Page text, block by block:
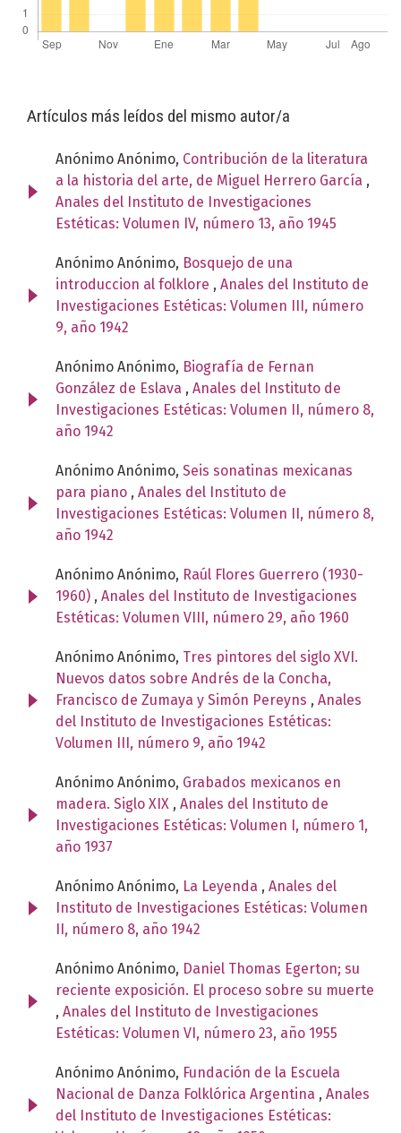
Artículos más leídos del mismo autor/a
Anónimo Anónimo, Contribución de la literatura
a la historia del arte, de Miguel Herrero García ,
Anales del Instituto de Investigaciones
Estéticas: Volumen IV, número 13, año 1945
Anónimo Anónimo, Bosquejo de una
introduccion al folklore , Anales del Instituto de
Investigaciones Estéticas: Volumen III, número
9, año 1942
Anónimo Anónimo, Biografía de Fernan
González de Eslava , Anales del Instituto de
Investigaciones Estéticas: Volumen II, número 8,
año 1942
Anónimo Anónimo, Seis sonatinas mexicanas
para piano , Anales del Instituto de
Investigaciones Estéticas: Volumen II, número 8,
año 1942
Anónimo Anónimo, Raúl Flores Guerrero (1930-
1960) , Anales del Instituto de Investigaciones
Estéticas: Volumen VIII, número 29, año 1960
Anónimo Anónimo, Tres pintores del siglo XVI.
Nuevos datos sobre Andrés de la Concha,
Francisco de Zumaya y Simón Pereyns , Anales
del Instituto de Investigaciones Estéticas:
Volumen III, número 9, año 1942
Anónimo Anónimo, Grabados mexicanos en
madera. Siglo XIX , Anales del Instituto de
Investigaciones Estéticas: Volumen I, número 1,
año 1937
Anónimo Anónimo, La Leyenda , Anales del
Instituto de Investigaciones Estéticas: Volumen
II, número 8, año 1942
Anónimo Anónimo, Daniel Thomas Egerton; su
reciente exposición. El proceso sobre su muerte
, Anales del Instituto de Investigaciones
Estéticas: Volumen VI, número 23, año 1955
Anónimo Anónimo, Fundación de la Escuela
Nacional de Danza Folklórica Argentina , Anales
del Instituto de Investigaciones Estéticas: